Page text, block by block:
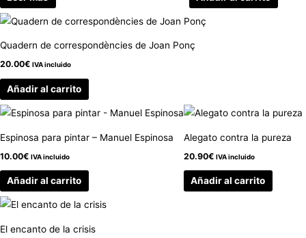
Quadern de correspondències de Joan Ponç
20.00€ IVA incluido
Añadir al carrito
Espinosa para pintar – Manuel Espinosa
10.00€ IVA incluido
Añadir al carrito
Alegato contra la pureza
20.90€ IVA incluido
Añadir al carrito
El encanto de la crisis